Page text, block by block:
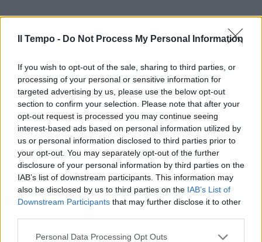
Il Tempo - Do Not Process My Personal Information
If you wish to opt-out of the sale, sharing to third parties, or
processing of your personal or sensitive information for
targeted advertising by us, please use the below opt-out
section to confirm your selection. Please note that after your
opt-out request is processed you may continue seeing
interest-based ads based on personal information utilized by
us or personal information disclosed to third parties prior to
your opt-out. You may separately opt-out of the further
disclosure of your personal information by third parties on the
IAB’s list of downstream participants. This information may
also be disclosed by us to third parties on the IAB’s List of
Downstream Participants that may further disclose it to other
Personal Data Processing Opt Outs
In evidenza